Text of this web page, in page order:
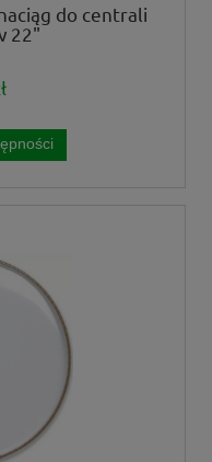
do centrali
22"